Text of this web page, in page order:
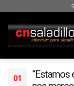
01
“Estamos